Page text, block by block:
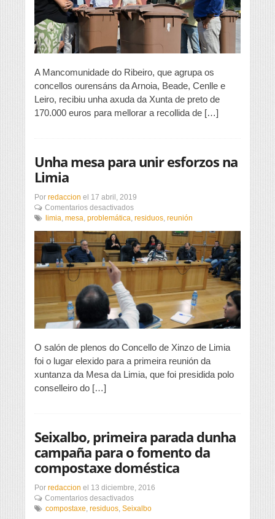
residuos
A Mancomunidade do Ribeiro, que agrupa os
concellos ourensáns da Arnoia, Beade, Cenlle e
Leiro, recibiu unha axuda da Xunta de preto de
170.000 euros para mellorar a recollida de […]
Unha mesa para unir esforzos na
Limia
Por redaccion el 17 abril, 2019
Comentarios desactivadosen
Unha
para
unir
esforzos
na
limia, mesa, problemática, residuos, reunión
O salón de plenos do Concello de Xinzo de Limia
foi o lugar elexido para a primeira reunión da
xuntanza da Mesa da Limia, que foi presidida polo
conselleiro do […]
Seixalbo, primeira parada dunha
campaña para o fomento da
compostaxe doméstica
Por redaccion el 13 diciembre, 2016
Comentarios desactivadosen
Seixalbo,
compostaxe, residuos, Seixalbo